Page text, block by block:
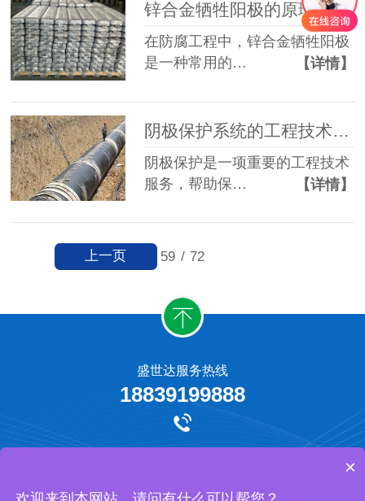
锌合金牺牲阳极的原理及应用
在防腐工程中，锌合金牺牲阳极
是一种常用的…
【详情】
阴极保护系统的工程技术服务介绍
阴极保护是一项重要的工程技术
服务，帮助保…
【详情】
59 / 72
上一页
盛世达服务热线
18839199888
×